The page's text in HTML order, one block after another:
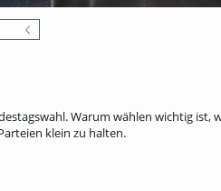
Warum wählen wichtig
klein zu halten.